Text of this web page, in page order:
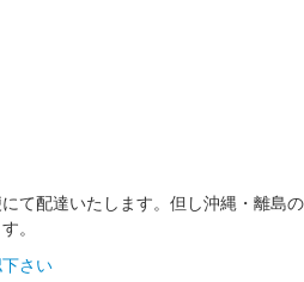
て配達いたします。但し沖縄・離島の
。
さい